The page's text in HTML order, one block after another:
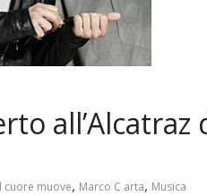
all’Alcatraz
cuore muove, Marco C arta, Musica